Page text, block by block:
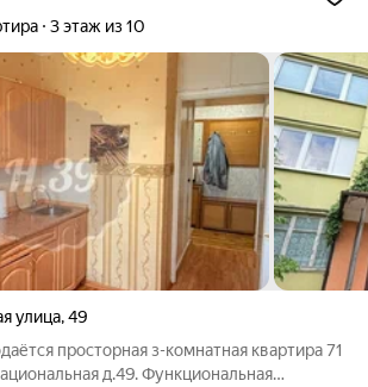
3 этаж из 10
улица,49
просторная з-комнатная квартира 71
д.49. Функциональная